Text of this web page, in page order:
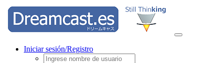
Iniciar sesión/Registro